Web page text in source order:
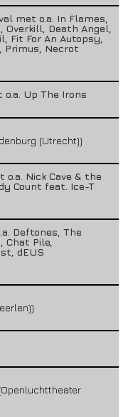
met o.a. In Flames,
Overkill, Death Angel,
Fit For An Autopsy,
Primus, Necrot
Up The Irons
(Utrecht))
Nick Cave & the
Count feat. Ice-T
Deftones, The
Chat Pile,
dEUS